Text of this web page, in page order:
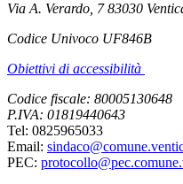
Via A. Verardo, 7 83030
Codice Univoco UF846B
Obiettivi di accessibilità
Codice fiscale: 80005130648
P.IVA: 01819440643
Tel: 0825965033
Email:
PEC: